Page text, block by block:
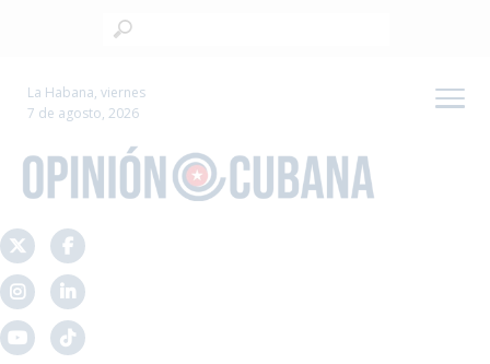
La Habana, viernes
7 de agosto, 2026